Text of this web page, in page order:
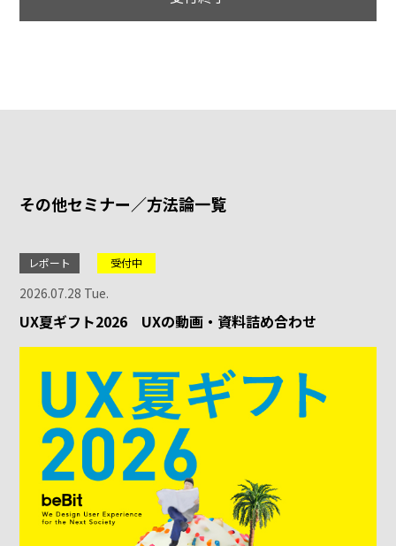
その他セミナー／方法論一覧
レポート 受付中
2026.07.28 Tue.
UX夏ギフト2026 UXの動画・資料詰め合わせ